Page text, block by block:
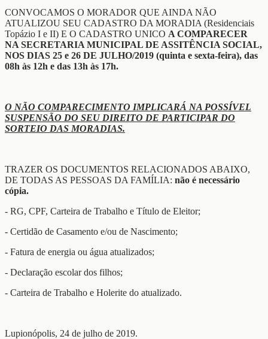
CONVOCAMOS O MORADOR QUE AINDA NÃO
ATUALIZOU SEU CADASTRO DA MORADIA (Residenciais
Topázio I e II) E O CADASTRO UNICO A COMPARECER
NA SECRETARIA MUNICIPAL DE ASSITÊNCIA SOCIAL,
NOS DIAS 25 e 26 DE JULHO/2019 (quinta e sexta-feira), das
08h às 12h e das 13h às 17h.
O NÃO COMPARECIMENTO IMPLICARÁ NA POSSÍVEL
SUSPENSÃO DO SEU DIREITO DE PARTICIPAR DO
SORTEIO DAS MORADIAS.
TRAZER OS DOCUMENTOS RELACIONADOS ABAIXO,
DE TODAS AS PESSOAS DA FAMÍLIA: não é necessário
cópia.
- RG, CPF, Carteira de Trabalho e Título de Eleitor;
- Certidão de Casamento e/ou de Nascimento;
- Fatura de energia ou água atualizados;
- Declaração escolar dos filhos;
- Carteira de Trabalho e Holerite do atualizado.
Lupionópolis, 24 de julho de 2019.